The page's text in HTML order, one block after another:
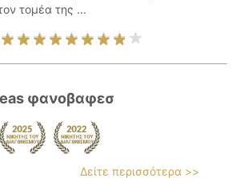
τομέα της ...
φανοβαφεσ
Δείτε περισσότερα >>